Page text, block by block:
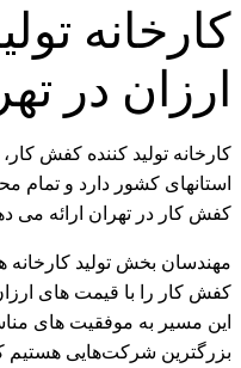
کارخانه
ارزان در
کارخانه تولید کننده کفش
استانهای کشور دارد و
کفش کار در تهران ارائه می
مهندسان بخش تولید کارخانه
کفش کار را با قیمت های ارزان
این مسیر به موفقیت های
بزرگترین شرکت‌هایی هستیم